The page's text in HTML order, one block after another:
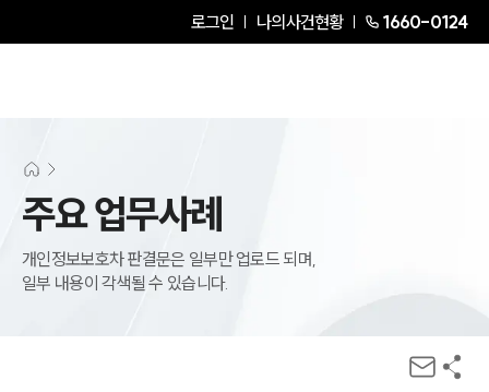
로그인 나의사건현황 1660-0124
주요 업무사례
개인정보보호차 판결문은 일부만 업로드 되며,
일부 내용이 각색될 수 있습니다.